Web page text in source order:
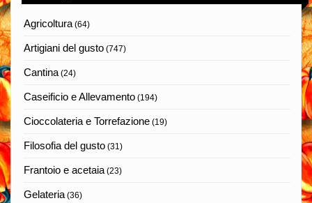
Agricoltura (64)
Artigiani del gusto (747)
Cantina (24)
Caseificio e Allevamento (194)
Cioccolateria e Torrefazione (19)
Filosofia del gusto (31)
Frantoio e acetaia (23)
Gelateria (36)